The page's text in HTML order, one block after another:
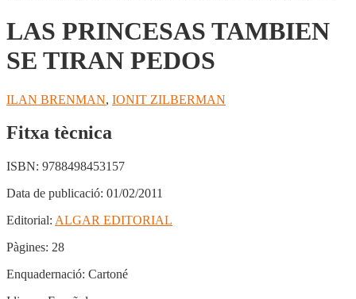
LAS PRINCESAS TAMBIEN
SE TIRAN PEDOS
ILAN BRENMAN, IONIT ZILBERMAN
Fitxa tècnica
ISBN: 9788498453157
Data de publicació: 01/02/2011
Editorial: ALGAR EDITORIAL
Pàgines: 28
Enquadernació: Cartoné